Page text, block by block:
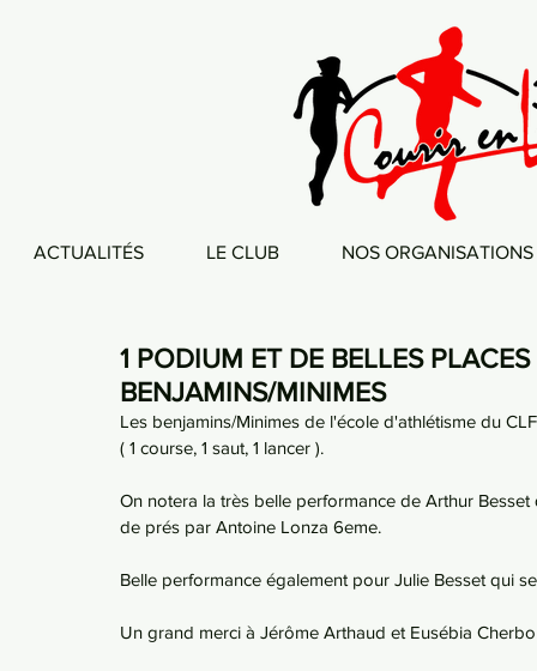
ACTUALITÉS LE CLUB NOS ORGANISATIONS
1 PODIUM ET DE BELLES
BENJAMINS/MINIMES
Les benjamins/Minimes de l'école d'athlétisme du
( 1 course, 1 saut, 1 lancer ).
On notera la très belle performance de Arthur
de prés par Antoine Lonza 6eme.
Belle performance également pour Julie Besset qui
Un grand merci à Jérôme Arthaud et Eusébia